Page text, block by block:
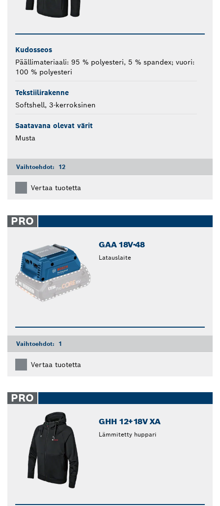
Kudosseos
Päällimateriaali: 95 % polyesteri, 5 % spandex; vuori:
100 % polyesteri
Tekstiilirakenne
Softshell, 3-kerroksinen
Saatavana olevat värit
Musta
Vaihtoehdot: 12
Vertaa tuotetta
PRO
GAA 18V-48
Latauslaite
Vaihtoehdot: 1
Vertaa tuotetta
PRO
GHH 12+18V XA
Lämmitetty huppari